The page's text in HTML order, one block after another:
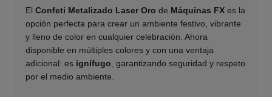
El Confeti Metalizado Laser Oro de Máquinas FXes la
opción perfecta para crear un ambiente festivo, vibrante
y lleno de color en cualquier celebración. Ahora
disponible en múltiples colores y con una ventaja
adicional: es ignífugo garantizando seguridad y respeto
por el medio ambiente.